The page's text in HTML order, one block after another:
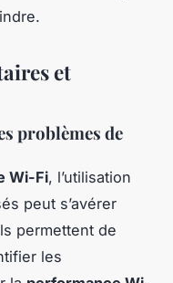
et
problèmes de
Wi-Fi, l’utilisation
peut s’avérer
permettent de
les